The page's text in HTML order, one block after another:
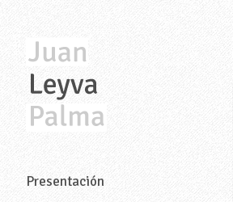
Presentación